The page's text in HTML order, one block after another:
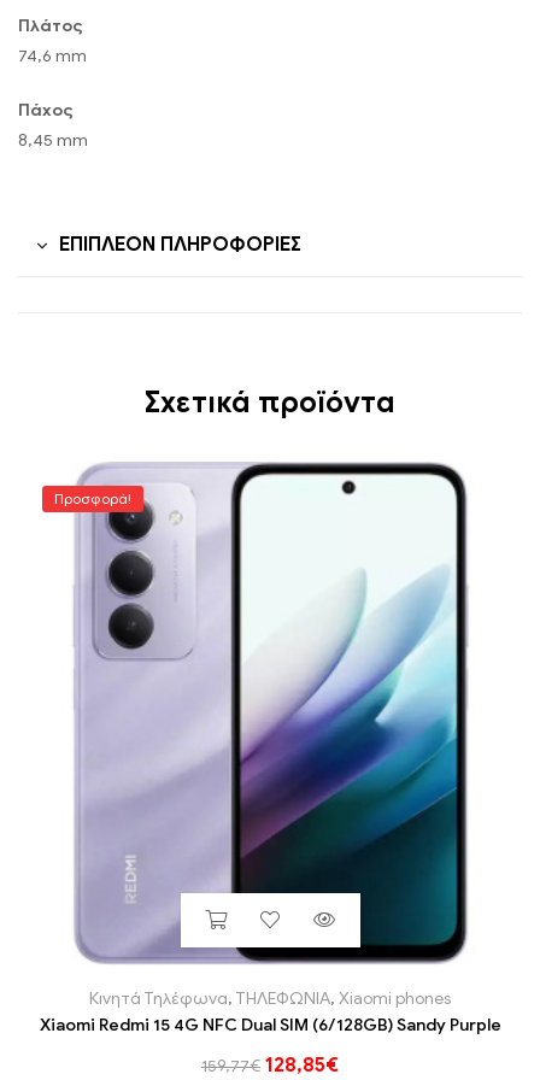
Πλάτος
74,6 mm
Πάχος
8,45 mm
ΕΠΙΠΛΈΟΝ ΠΛΗΡΟΦΟΡΊΕΣ
Σχετικά προϊόντα
Προσφορά!
Κινητά Τηλέφωνα, ΤΗΛΕΦΩΝΙΑ, Xiaomi phones
Xiaomi Redmi 15 4G NFC Dual SIM (6/128GB) Sandy Purple
159,77€ 128,85€